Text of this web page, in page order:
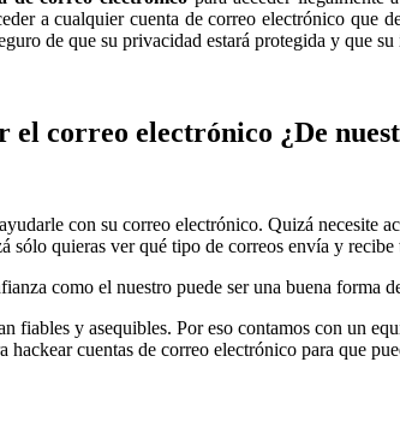
a cualquier cuenta de correo electrónico que
de que su privacidad estará protegida y que
el correo electrónico ¿De
con su correo electrónico. Quizá necesite
sólo quieras ver qué tipo de correos envía y recibe
como el nuestro puede ser una buena forma
fiables y asequibles. Por eso contamos con un
cuentas de correo electrónico para que